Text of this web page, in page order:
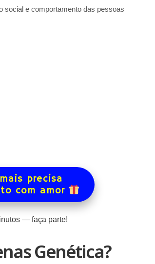
social e comportamento das pessoas
precisa
com amor
— faça parte!
Genética?